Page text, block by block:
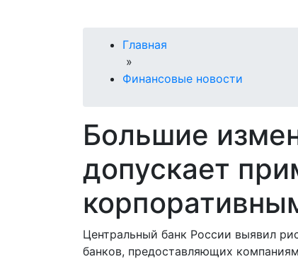
Главная
»
Финансовые новости
Большие
допускает
Центральный банк России выявил
банков, предоставляющих